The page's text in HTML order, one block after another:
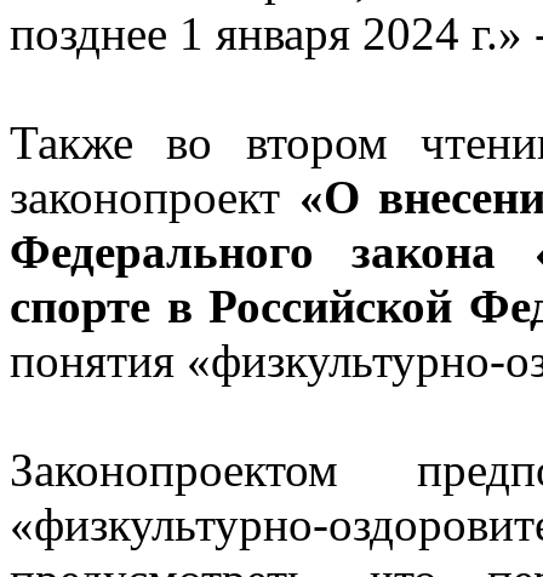
позднее 1 января 2024
Также во втором
законопроект «О
Федерального
спорте в Российской
понятия «физкультурно-
Законопроектом
«физкультурно-